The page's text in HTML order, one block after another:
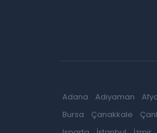
Adana Adıyaman
Bursa
Çanakkale